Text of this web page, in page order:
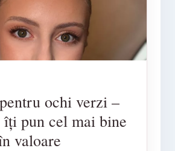
ochi verzi –
pun cel mai bine
valoare